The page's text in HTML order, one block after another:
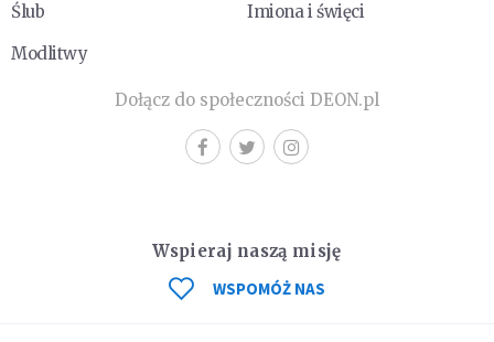
Ślub
Imiona i święci
Modlitwy
Dołącz do społeczności DEON.pl
Wspieraj naszą misję
WSPOMÓŻ NAS